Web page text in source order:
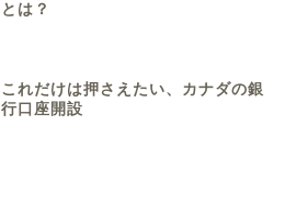
とは？
これだけは押さえたい、カナダの銀
行口座開設